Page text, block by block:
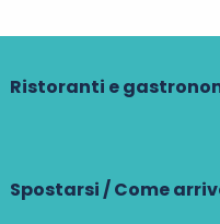
Ristoranti e
Spostarsi / Come
al nostro assistente
per aiutarvi.